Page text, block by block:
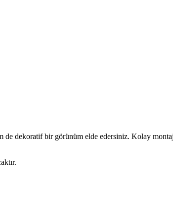
de dekoratif bir görünüm elde edersiniz. Kolay